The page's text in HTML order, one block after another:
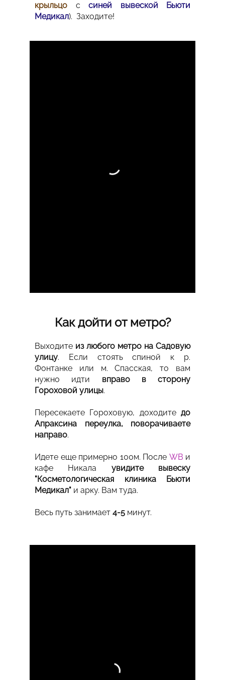
крыльцо с синей вывеской Бьюти
Медикал). Заходите!
Как дойти от метро?
Выходите из любого метро на Садовую
улицу. Если стоять спиной к р.
Фонтанке или м. Спасская, то вам
нужно идти вправо в сторону
Гороховой улицы.
Пересекаете Гороховую, доходите до
Апраксина переулка, поворачиваете
направо.
Идете еще примерно 100м. После WB и
кафе Никала увидите вывеску
"Косметологическая клиника Бьюти
Медикал" и арку. Вам туда.
Весь путь занимает 4-5 минут.